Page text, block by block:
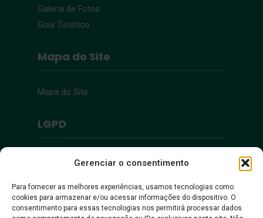
Gerenciar o consentimento
Para fornecer as melhores experiências, usamos tecnologias como
cookies para armazenar e/ou acessar informações do dispositivo. O
consentimento para essas tecnologias nos permitirá processar dados
Galeria de Fotos
Guia Turístico
Mapa do Site
Mapa do Site
LGPD
Política de Privacidade
Acessibilidade